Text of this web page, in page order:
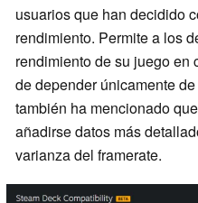
usuarios que han decidido
rendimiento. Permite a los
rendimiento de su juego
de depender únicamente
también ha mencionado
añadirse datos más
varianza del framerate.